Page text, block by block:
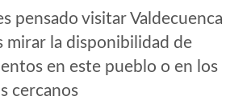
pensado visitar Valdecuenca
mirar la disponibilidad de
en este pueblo o en los
cercanos